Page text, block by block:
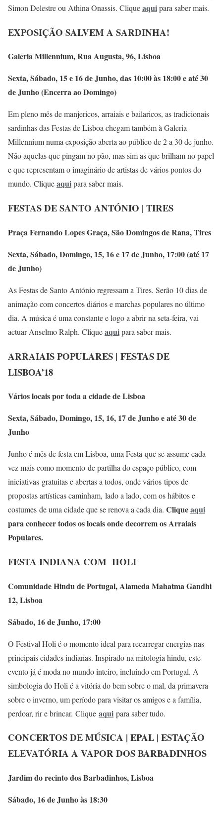
Simon Delestre ou Athina Onassis. Cliqueaquipara saber mais.
EXPOSIÇÃO SALVEM A SARDINHA!
Galeria Millennium, Rua Augusta, 96, Lisboa
Sexta, Sábado, 15 e 16 de Junho, das 10:00 às 18:00 e até 30
de Junho (Encerra ao Domingo)
Em pleno mês de manjericos, arraiais e bailaricos, as tradicionais
sardinhas das Festas de Lisboa chegam também à Galeria
Millennium numa exposição aberta ao público de 2 a 30 de junho.
Não aquelas que pingam no pão, mas sim as que brilham no papel
e que representam o imaginário de artistas de vários pontos do
mundo. Cliqueaquipara saber mais.
FESTAS DE SANTO ANTÓNIO | TIRES
Praça Fernando Lopes Graça, São Domingos de Rana, Tires
Sexta, Sábado, Domingo, 15, 16 e 17 de Junho, 17:00 (até 17
de Junho)
As Festas de Santo António regressam a Tires. Serão 10 dias de
animação com concertos diários e marchas populares no último
dia. A música é uma constante e logo a abrir na seta-feira, vai
actuar Anselmo Ralph. Cliqueaquipara saber mais.
ARRAIAIS POPULARES | FESTAS DE
LISBOA’18
Vários locais por toda a cidade de Lisboa
Sexta, Sábado, Domingo, 15, 16, 17 de Junho e até 30 de
Junho
Junho é mês de festa em Lisboa, uma Festa que se assume cada
vez mais como momento de partilha do espaço público, com
iniciativas gratuitas e abertas a todos, onde vários tipos de
propostas artísticas caminham, lado a lado, com os hábitos e
costumes de uma cidade que se renova a cada dia. Cliqueaqui
para conhecer todos os locais onde decorrem os Arraiais
Populares.
FESTA INDIANA COM HOLI
Comunidade Hindu de Portugal, Alameda Mahatma Gandhi
12, Lisboa
Sábado, 16 de Junho, 17:00
O Festival Holi é o momento ideal para recarregar energias nas
principais cidades indianas. Inspirado na mitologia hindu, este
evento já é moda no mundo inteiro, incluindo em Portugal. A
simbologia do Holi é a vitória do bem sobre o mal, da primavera
sobre o inverno, um período para visitar os amigos e a família,
perdoar, rir e brincar. Clique aqui para saber tudo.
CONCERTOS DE MÚSICA | EPAL | ESTAÇÃO
ELEVATÓRIA A VAPOR DOS BARBADINHOS
Jardim do recinto dos Barbadinhos, Lisboa
Sábado, 16 de Junho às 18:30